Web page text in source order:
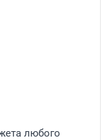
любого